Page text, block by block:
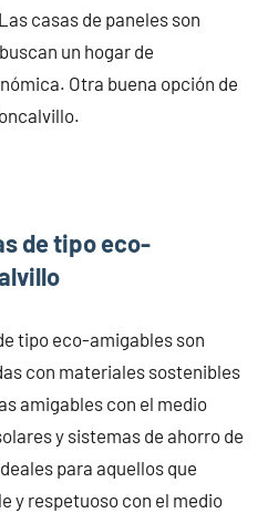
casas de paneles son
un hogar de
Otra buena opción de
de tipo eco-
tipo eco-amigables son
con materiales sostenibles
amigables con el medio
y sistemas de ahorro de
para aquellos que
y respetuoso con el medio